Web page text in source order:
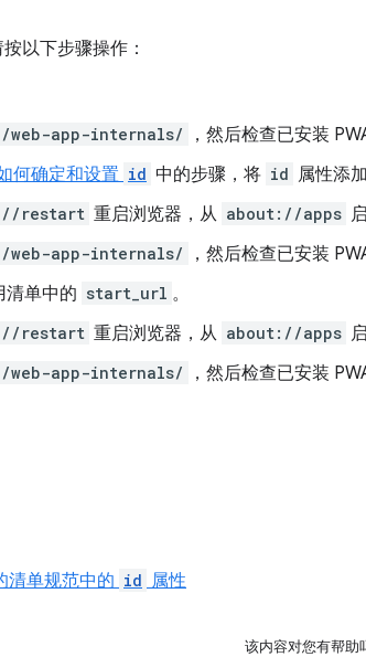
以下步骤操作：
web-app-internals/ ，然后检查已安装
何确定和设置 id 中的步骤，将 id 属性添
restart 重启浏览器，从 about://apps
web-app-internals/ ，然后检查已安装
清单中的 start_url 。
restart 重启浏览器，从 about://apps
web-app-internals/ ，然后检查已安装
清单规范中的 id 属性
该内容对您有帮助